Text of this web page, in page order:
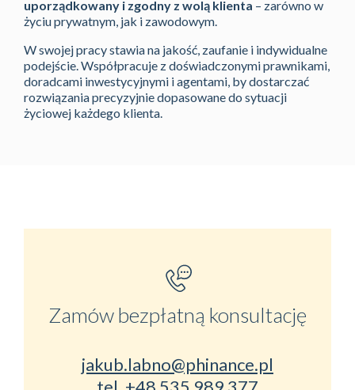
uporządkowany i zgodny z wolą klienta – zarówno w
życiu prywatnym, jak i zawodowym.
W swojej pracy stawia na jakość, zaufanie i indywidualne
podejście. Współpracuje z doświadczonymi prawnikami,
doradcami inwestycyjnymi i agentami, by dostarczać
rozwiązania precyzyjnie dopasowane do sytuacji
życiowej każdego klienta.
Zamów bezpłatną konsultację
jakub.labno@phinance.pl